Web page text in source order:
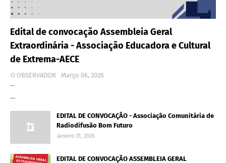
Edital de convocação Assembleia Geral
Extraordinária - Associação Educadora e Cultural
de Extrema-AECE
O OBSERVADOR
Março 06, 2026
…
…
EDITAL DE CONVOCAÇÃO - Associação Comunitária de
Radiodifusão Bom Futuro
Janeiro 31, 2026
EDITAL DE CONVOCAÇÃO ASSEMBLEIA GERAL